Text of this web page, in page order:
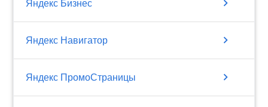
Яндекс Бизнес chevron_right
Яндекс Навигатор chevron_right
Яндекс ПромоСтраницы chevron_right